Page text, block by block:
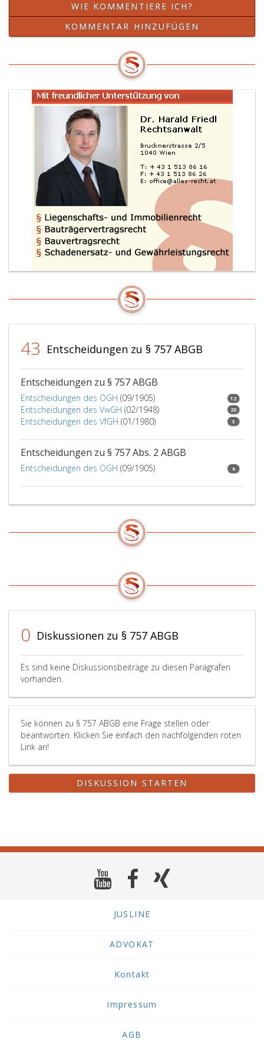
WIE KOMMENTIERE ICH?
KOMMENTAR HINZUFÜGEN
43 Entscheidungen zu § 757 ABGB
Entscheidungen zu § 757 ABGB
Entscheidungen des OGH (09/1905) 12
Entscheidungen des VwGH (02/1948) 20
Entscheidungen des VfGH (01/1980) 5
Entscheidungen zu § 757 Abs. 2 ABGB
Entscheidungen des OGH (09/1905) 6
0 Diskussionen zu § 757 ABGB
Es sind keine Diskussionsbeiträge zu diesen Paragrafen
vorhanden.
Sie können zu § 757 ABGB eine Frage stellen oder
beantworten. Klicken Sie einfach den nachfolgenden roten
Link an!
DISKUSSION STARTEN
JUSLINE
ADVOKAT
Kontakt
Impressum
AGB